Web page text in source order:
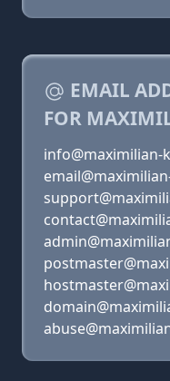
EMAIL
FOR
info@maximilian-